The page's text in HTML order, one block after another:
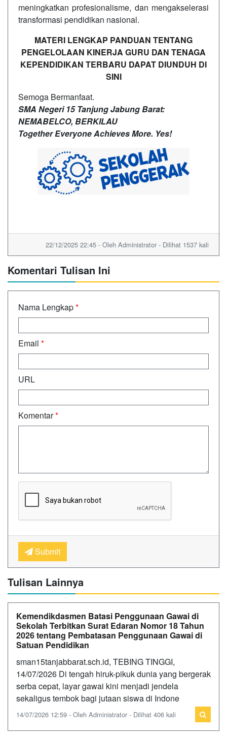
meningkatkan profesionalisme, dan mengakselerasi
transformasi pendidikan nasional.
MATERI LENGKAP PANDUAN TENTANG
PENGELOLAAN KINERJA GURU DAN TENAGA
KEPENDIDIKAN TERBARU DAPAT DIUNDUH DI
SINI
Semoga Bermanfaat.
SMA Negeri 15 Tanjung Jabung Barat:
NEMABELCO, BERKILAU
Together Everyone Achieves More. Yes!
22/12/2025 22:45 - Oleh Administrator - Dilihat 1537 kali
Komentari Tulisan Ini
Nama Lengkap*
Email *
URL
Komentar*
Submit
Tulisan Lainnya
Kemendikdasmen Batasi Penggunaan Gawai di
Sekolah Terbitkan Surat Edaran Nomor 18 Tahun
2026 tentang Pembatasan Penggunaan Gawai di
Satuan Pendidikan
sman15tanjabbarat.sch.id, TEBING TINGGI,
14/07/2026 Di tengah hiruk-pikuk dunia yang bergerak
serba cepat, layar gawai kini menjadi jendela
sekaligus tembok bagi jutaan siswa di Indone
14/07/2026 12:59 - Oleh Administrator - Dilihat 406 kali